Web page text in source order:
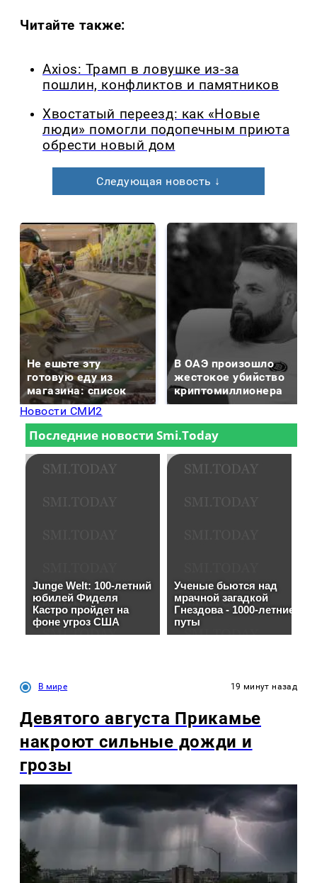
Читайте также:
Axios: Трамп в ловушке из-за
пошлин, конфликтов и памятников
Хвостатый переезд: как «Новые
люди» помогли подопечным приюта
обрести новый дом
Следующая новость ↓
Не ешьте эту
готовую еду из
магазина: список
В ОАЭ произошло
жестокое убийство
криптомиллионера
Новости СМИ2
В мире 19 минут назад
Девятого августа Прикамье
накроют сильные дожди и
грозы